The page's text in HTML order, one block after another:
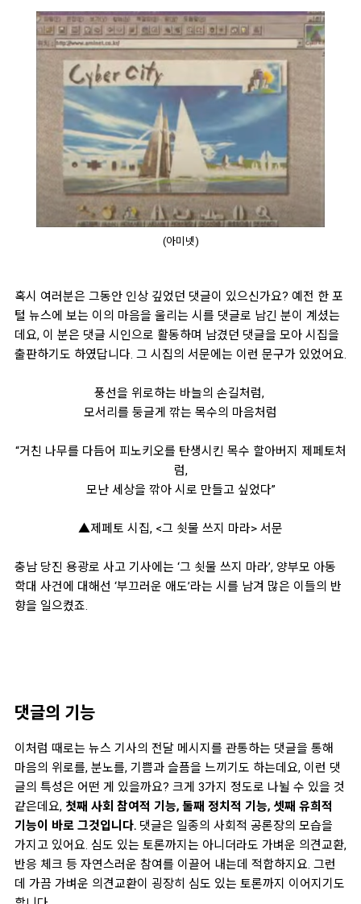
(아미넷)
혹시 여러분은 그동안 인상 깊었던 댓글이 있으신가요? 예전 한 포
털 뉴스에 보는 이의 마음을 울리는 시를 댓글로 남긴 분이 계셨는
데요, 이 분은 댓글 시인으로 활동하며 남겼던 댓글을 모아 시집을
출판하기도 하였답니다. 그 시집의 서문에는 이런 문구가 있었어요.
풍선을 위로하는 바늘의 손길처럼,
모서리를 둥글게 깎는 목수의 마음처럼
“거친 나무를 다듬어 피노키오를 탄생시킨 목수 할아버지 제페토처
럼,
모난 세상을 깎아 시로 만들고 싶었다”
▲제페토 시집, <그 쇳물 쓰지 마라> 서문
충남 당진 용광로 사고 기사에는 ‘그 쇳물 쓰지 마라’, 양부모 아동
학대 사건에 대해선 ‘부끄러운 애도’라는 시를 남겨 많은 이들의 반
향을 일으켰죠.
댓글의 기능
이처럼 때로는 뉴스 기사의 전달 메시지를 관통하는 댓글을 통해
마음의 위로를, 분노를, 기쁨과 슬픔을 느끼기도 하는데요, 이런 댓
글의 특성은 어떤 게 있을까요? 크게 3가지 정도로 나뉠 수 있을 것
같은데요, 첫째 사회 참여적 기능, 둘째 정치적 기능, 셋째 유희적
기능이 바로 그것입니다. 댓글은 일종의 사회적 공론장의 모습을
가지고 있어요. 심도 있는 토론까지는 아니더라도 가벼운 의견교환,
반응 체크 등 자연스러운 참여를 이끌어 내는데 적합하지요. 그런
데 가끔 가벼운 의견교환이 굉장히 심도 있는 토론까지 이어지기도